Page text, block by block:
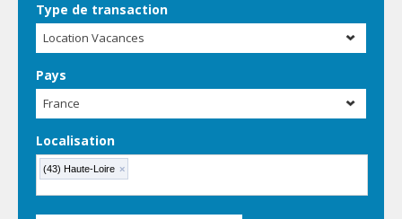
Type de transaction
Location Vacances
Pays
France
Localisation
(43) Haute-Loire ×